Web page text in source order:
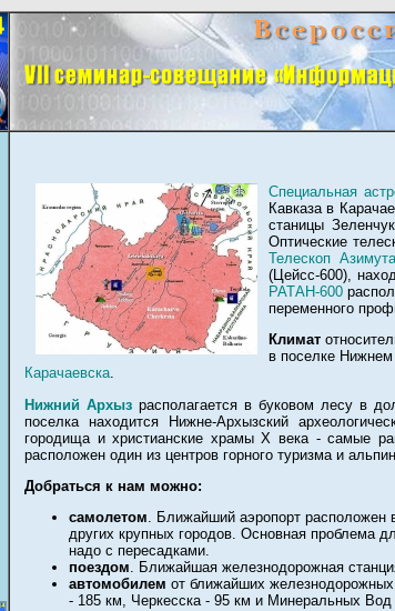
Специальная
Кавказа в
станицы
Оптические
Телескоп
(Цейсс-600),
РАТАН-600
переменного
Климат
в поселке
Карачаевска.
Нижний Архыз располагается в буковом лесу в
поселка находится Нижне-Архызский
городища и христианские храмы Х века - самые
расположен один из центров горного туризма и
Добраться к нам можно:
самолетом. Ближайший аэропорт расположен
других крупных городов. Основная проблема
надо с пересадками.
поездом. Ближайшая железнодорожная
автомобилем от ближайших
- 185 км, Черкесска - 95 км и Минеральных Вод